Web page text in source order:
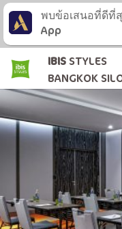
IBIS STYLES
BANGKOK
พบข้อเสนอที่ดีที่
App